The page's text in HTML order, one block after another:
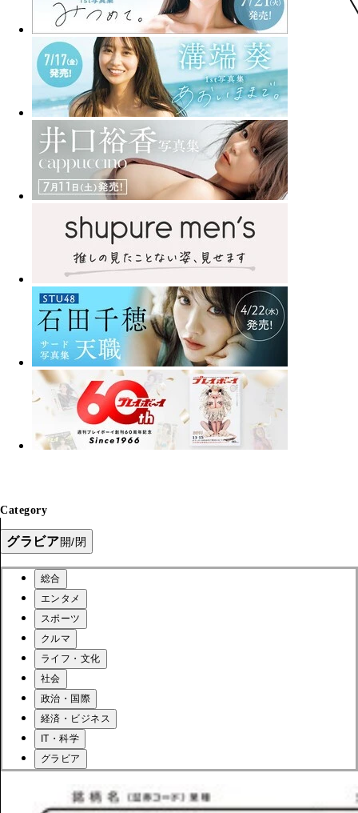
Category
グラビア開/閉
総合
エンタメ
スポーツ
クルマ
ライフ・文化
社会
政治・国際
経済・ビジネス
IT・科学
グラビア